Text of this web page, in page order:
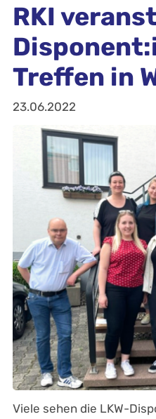
RKI
Treffen in
23.06.2022
Viele sehen die LKW-